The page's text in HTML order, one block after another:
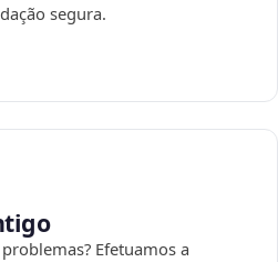
segura.
Efetuamos a